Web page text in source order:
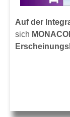
Auf der
sich